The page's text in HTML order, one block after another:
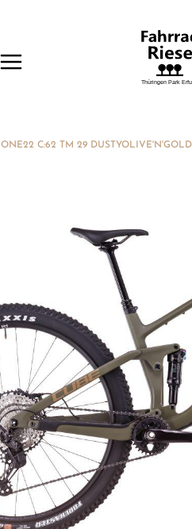
C:62 TM 29 DUSTYOLIVE'N'GOLD